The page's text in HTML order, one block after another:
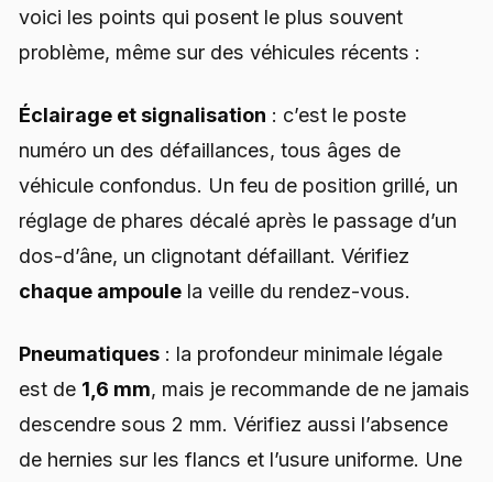
voici les points qui posent le plus souvent
problème, même sur des véhicules récents :
Éclairage et signalisation : c’est le poste
numéro un des défaillances, tous âges de
véhicule confondus. Un feu de position grillé, un
réglage de phares décalé après le passage d’un
dos-d’âne, un clignotant défaillant. Vérifiez
chaque ampoule la veille du rendez-vous.
Pneumatiques : la profondeur minimale légale
est de 1,6 mm, mais je recommande de ne jamais
descendre sous 2 mm. Vérifiez aussi l’absence
de hernies sur les flancs et l’usure uniforme. Une